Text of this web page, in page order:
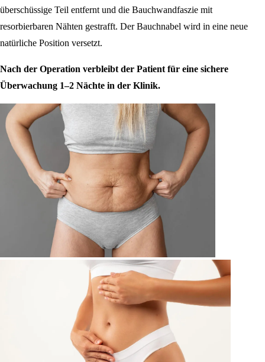
überschüssige Teil entfernt und die Bauchwandfaszie mit
resorbierbaren Nähten gestrafft. Der Bauchnabel wird in eine neue
natürliche Position versetzt.
Nach der Operation verbleibt der Patient für eine sichere
Überwachung 1–2 Nächte in der Klinik.